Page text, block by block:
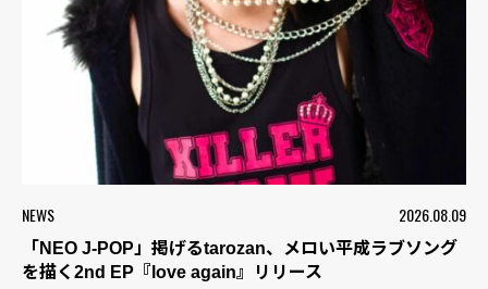
NEWS 2026.08.09
「NEO J-POP」掲げるtarozan、メロい平成ラブソング
を描く2nd EP『love again』リリース